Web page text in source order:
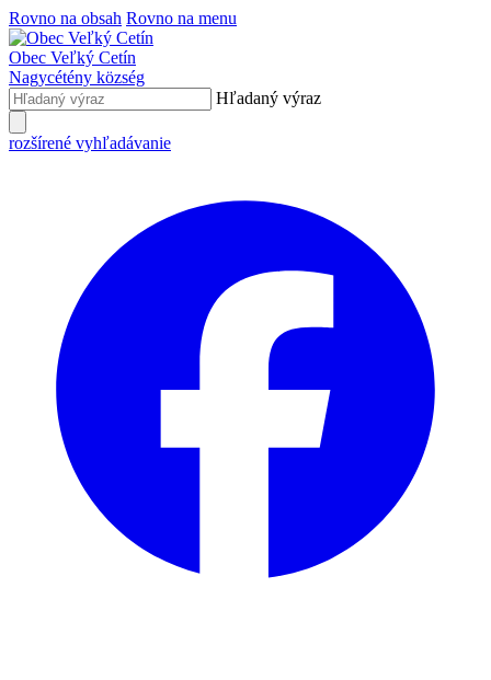
Rovno na obsah Rovno na menu
Obec Veľký Cetín
Nagycétény község
Hľadaný výraz
rozšírené vyhľadávanie